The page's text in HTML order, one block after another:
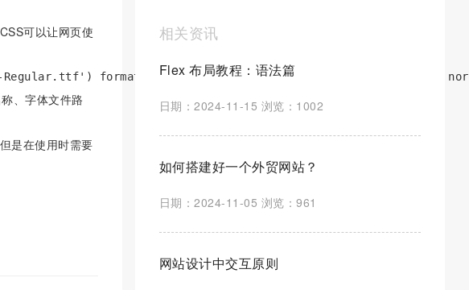
可以让网页使
Regular.ttf') format('truetype');font-weight: normal;font-style:
、字体文件路
是在使用时需要
相关资讯
Flex 布局教程：语法篇
日期：2024-11-15 浏览：1002
如何搭建好一个外贸网站？
日期：2024-11-05 浏览：961
网站设计中交互原则